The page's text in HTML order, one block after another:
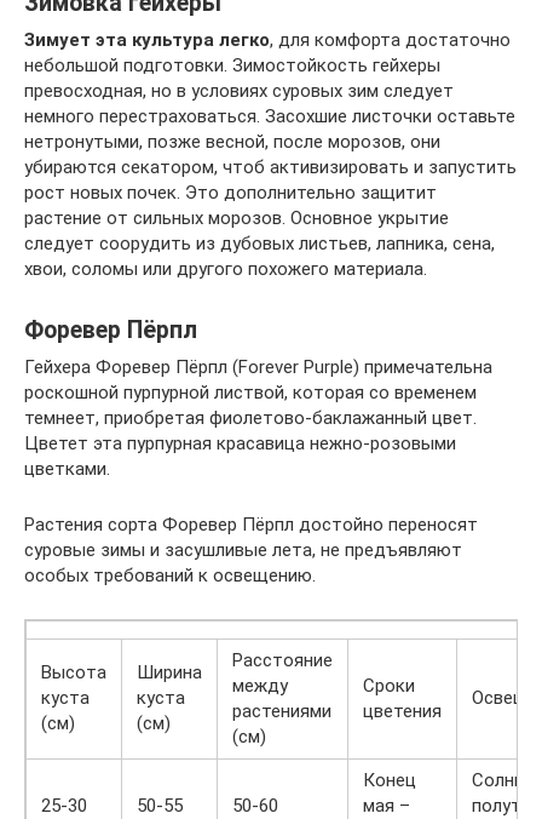
Зимует эта культура легко, для комфорта достаточно
небольшой подготовки. Зимостойкость гейхеры
превосходная, но в условиях суровых зим следует
немного перестраховаться. Засохшие листочки оставьте
нетронутыми, позже весной, после морозов, они
убираются секатором, чтоб активизировать и запустить
рост новых почек. Это дополнительно защитит
растение от сильных морозов. Основное укрытие
следует соорудить из дубовых листьев, лапника, сена,
хвои, соломы или другого похожего материала.
Форевер Пёрпл
Гейхера Форевер Пёрпл (Forever Purple) примечательна
роскошной пурпурной листвой, которая со временем
темнеет, приобретая фиолетово-баклажанный цвет.
Цветет эта пурпурная красавица нежно-розовыми
цветками.
Растения сорта Форевер Пёрпл достойно переносят
суровые зимы и засушливые лета, не предъявляют
особых требований к освещению.
Высота
куста
(см)
Ширина
куста
(см)
Расстояние
между
растениями
(см)
Сроки
цветения
25-30 50-55 50-60
Конец
мая –
Солнце,